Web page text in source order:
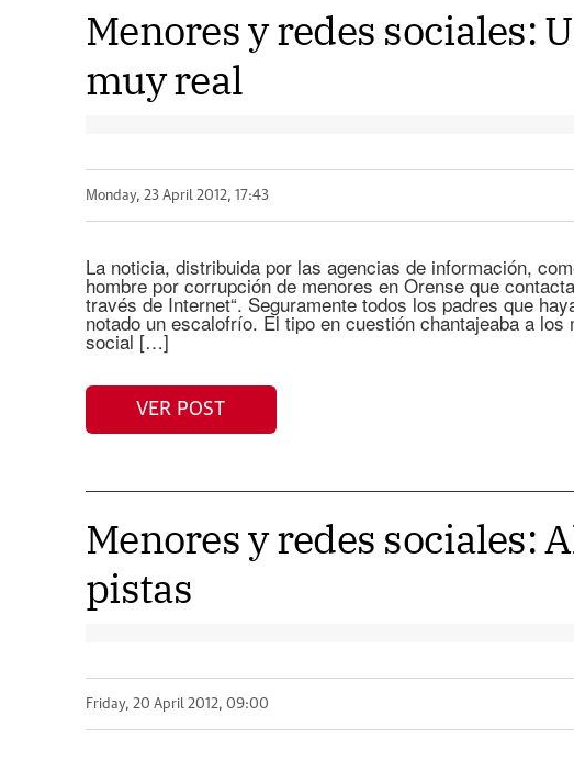
Menores y redes sociales:
muy real
Monday, 23 April 2012, 17:43
La noticia, distribuida por las agencias de información,
hombre por corrupción de menores en Orense que
través de Internet“. Seguramente todos los padres que
notado un escalofrío. El tipo en cuestión chantajeaba a
social […]
VER POST
Menores y redes sociales:
pistas
Friday, 20 April 2012, 09:00